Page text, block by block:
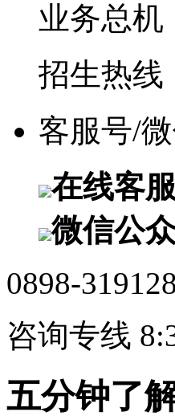
业务总机
招生热线
客服号/
在线客服
微信公
0898-
咨询专线
五分钟了